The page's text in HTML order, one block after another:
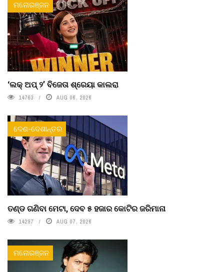
ମନୋରଞ୍ଜନ
‘ଲକ୍ ଅପ୍ ୨’ ବିଜେତା ଶ୍ରେୟା କାଲରା
14763 AUG 06, 2026
ଦେଶ-ଦେଶାନ୍ତର
ତଣ୍ଡ ଗଣିବା ମେଟା, ଦେବ ୫ ହଜାର କୋଟିର ଜରିମାନା
14297 AUG 07, 2026
ମନୋରଞ୍ଜନ